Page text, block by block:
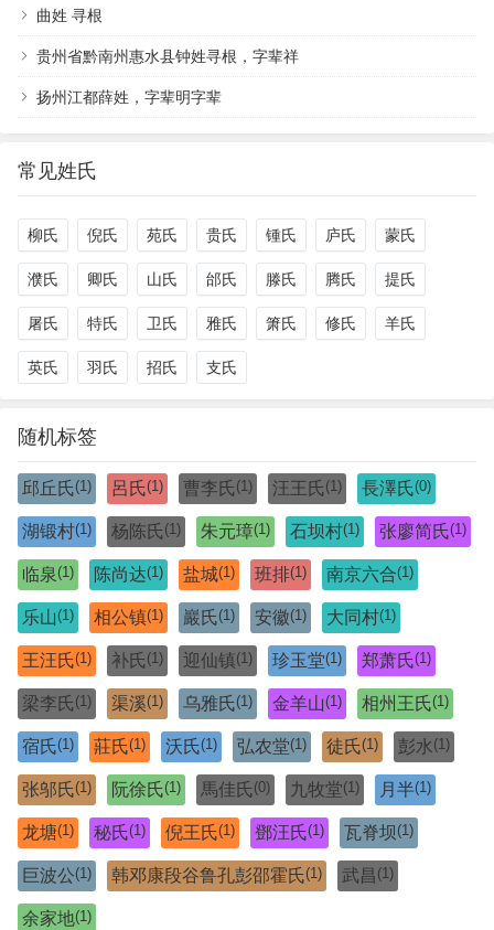
曲姓 寻根
贵州省黔南州惠水县钟姓寻根，字辈祥
扬州江都薛姓，字辈明字辈
常见姓氏
柳氏 倪氏 苑氏 贵氏 锺氏 庐氏 蒙氏
濮氏 卿氏 山氏 邰氏 滕氏 腾氏 提氏
屠氏 特氏 卫氏 雅氏 箫氏 修氏 羊氏
英氏 羽氏 招氏 支氏
随机标签
邱丘氏(1) 呂氏(1) 曹李氏 (1) 汪王氏 (1) 長澤氏(0)
湖锻村(1) 杨陈氏 (1) 朱元璋(1) 石坝村(1) 张廖简氏(1)
临泉(1) 陈尚达(1) 盐城(1) 班排(1) 南京六合(1)
乐山(1) 相公镇(1) 巖氏(1) 安徽(1) 大同村(1)
王汪氏(1) 补氏 (1) 迎仙镇(1) 珍玉堂(1) 郑萧氏(1)
梁李氏 (1) 渠溪(1) 乌雅氏(1) 金羊山(1) 相州王氏(1)
宿氏(1) 莊氏(1) 沃氏(1) 弘农堂(1) 徒氏(1) 彭水 (1)
张邬氏(1) 阮徐氏(1) 馬佳氏 (0) 九牧堂(1) 月半(1)
龙塘(1) 秘氏(1) 倪王氏(1) 鄧汪氏(1) 瓦脊坝 (1)
巨波公(1) 韩邓康段谷鲁孔彭邵霍氏(1) 武昌 (1)
余家地(1)